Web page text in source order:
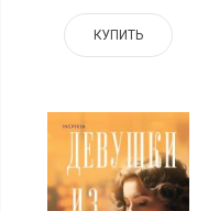
КУПИТЬ